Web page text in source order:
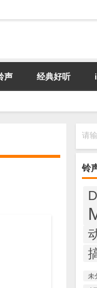
声 经典好听
请
铃
未